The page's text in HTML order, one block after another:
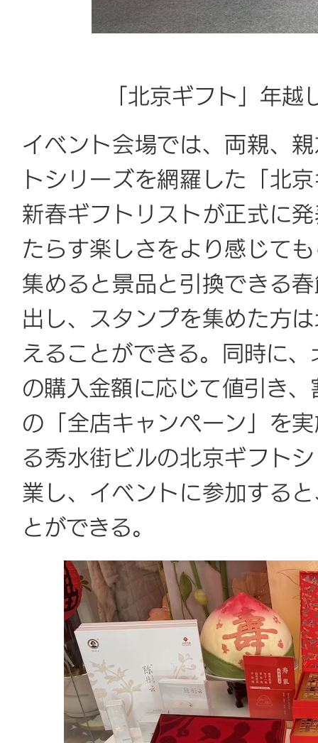
「北京ギフト」年
イベント会場では、両親、
トシリーズを網羅した「北
新春ギフトリストが正式に
たらす楽しさをより感じて
集めると景品と引換できる
出し、スタンプを集めた方
えることができる。同時に
の購入金額に応じて値引き
の「全店キャンペーン」を
る秀水街ビルの北京ギフト
業し、イベントに参加する
とができる。